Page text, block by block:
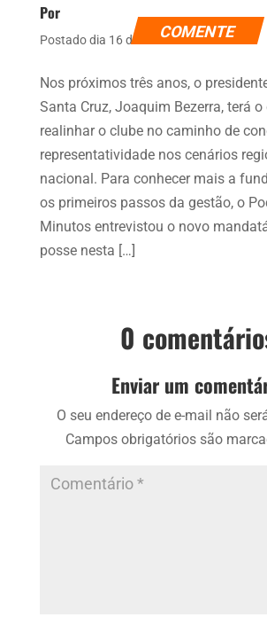
Por
Postado dia 16 de fevereiro de 2021
COMENTE
Nos próximos três anos, o
Santa Cruz, Joaquim Bezerra, terá
realinhar o clube no caminho de
representatividade nos cenários
nacional. Para conhecer mais a
os primeiros passos da gestão, o
Minutos entrevistou o novo
posse nesta […]
0
Enviar um
O seu endereço de e-mail não
Campos obrigatórios são